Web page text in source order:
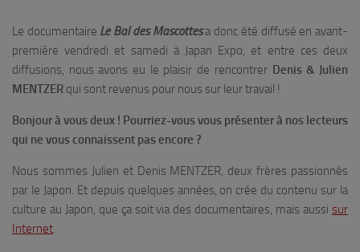
Le documentaire Le Bal des Mascottes a donc été diffusé en avant-
première vendredi et samedi à Japan Expo, et entre ces deux
diffusions, nous avons eu le plaisir de rencontrer Denis & Julien
MENTZER qui sont revenus pour nous sur leur travail !
Bonjour à vous deux ! Pourriez-vous vous présenter à nos lecteurs
qui ne vous connaissent pas encore ?
Nous sommes Julien et Denis MENTZER, deux frères passionnés
par le Japon. Et depuis quelques années, on crée du contenu sur la
culture au Japon, que ça soit via des documentaires, mais aussi sur
Internet.